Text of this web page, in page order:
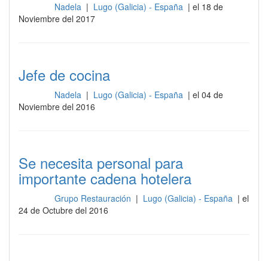
Nadela | Lugo (Galicia) - España | el 18 de
Noviembre del 2017
Jefe de cocina
Nadela | Lugo (Galicia) - España | el 04 de
Noviembre del 2016
Se necesita personal para
importante cadena hotelera
Grupo Restauración | Lugo (Galicia) - España | el
24 de Octubre del 2016